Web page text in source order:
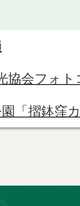
協会フォ
「摺鉢窪